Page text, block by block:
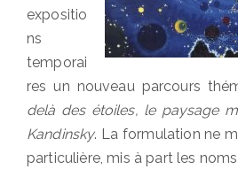
expositio
ns
temporai
res un nouveau parcours
delà des étoiles, le paysage
Kandinsky. La formulation ne
particulière, mis à part les